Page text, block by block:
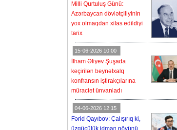
Milli Qurtuluş Günü:
Azərbaycan dövlətçiliyinin
yox olmaqdan xilas edildiyi
tarix
15-06-2026 10:00
İlham Əliyev Şuşada
keçirilən beynəlxalq
konfransın iştirakçılarına
müraciət ünvanladı
04-06-2026 12:15
Fərid Qayıbov: Çalışırıq ki,